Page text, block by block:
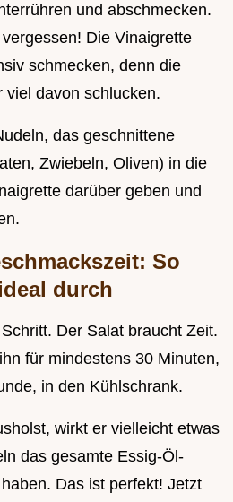
und abschmecken.
Die Vinaigrette
schmecken, denn die
viel davon schlucken.
das geschnittene
Zwiebeln, Oliven) in die
darüber geben und
So
durch
Der Salat braucht Zeit.
für mindestens 30 Minuten,
in den Kühlschrank.
wirkt er vielleicht etwas
das gesamte Essig-Öl-
Das ist perfekt! Jetzt